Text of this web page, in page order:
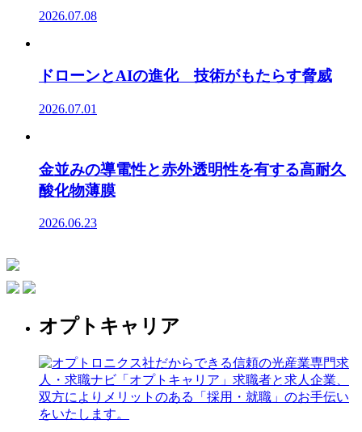
2026.07.08
ドローンとAIの進化 技術がもたらす脅威
2026.07.01
金並みの導電性と赤外透明性を有する高耐久
酸化物薄膜
2026.06.23
オプトキャリア